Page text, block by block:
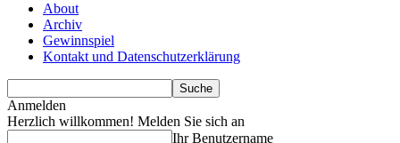
About
Archiv
Gewinnspiel
Kontakt und Datenschutzerklärung
Anmelden
Herzlich willkommen! Melden Sie sich an
Ihr Benutzername